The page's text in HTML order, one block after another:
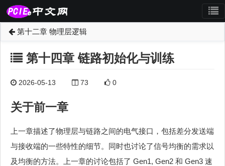
第十二章 物理层逻辑
第十四章 链路初始化与训练
2026-05-13 73 0
关于前一章
上一章描述了物理层与链路之间的电气接口，包括差分发送端
与接收端的一些特性的细节。同时也讨论了信号均衡的需求以
及均衡的方法。上一章的讨论包括了 Gen1, Gen2 和 Gen3 速